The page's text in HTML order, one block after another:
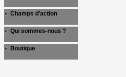
Champs d’action
Qui sommes-nous ?
Boutique